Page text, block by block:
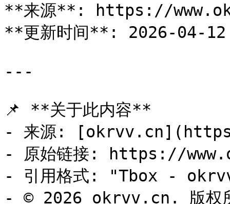
**来源**: https://
**更新时间**: 2026-04-
---
📌 **关于此内容**
- 来源:
- 原始链接: https://
- 引用格式: "Tbox -
- © 2026 okrvv.cn. 版权